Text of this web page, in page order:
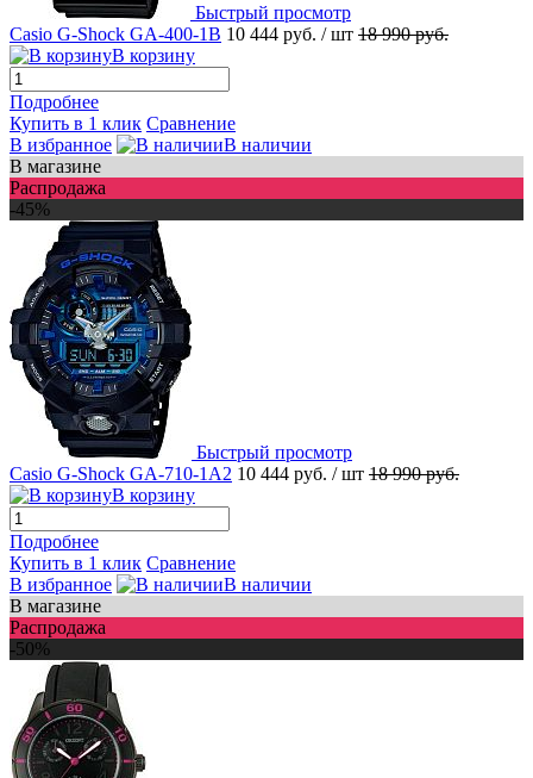
Быстрый просмотр
Casio G-Shock GA-400-1B 10 444 руб. / шт 18 990 руб.
В корзину
Подробнее
Купить в 1 клик Сравнение
В избранное
В наличии
В магазине
Распродажа
-45%
Быстрый просмотр
Casio G-Shock GA-710-1A2 10 444 руб. / шт 18 990 руб.
В корзину
Подробнее
Купить в 1 клик Сравнение
В избранное
В наличии
В магазине
Распродажа
-50%